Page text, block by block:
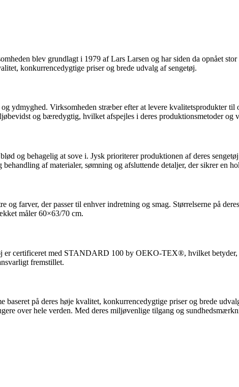
blev grundlagt i 1979 af Lars Larsen og har siden da opnået stor
konkurrencedygtige priser og brede udvalg af sengetøj.
ydmyghed. Virksomheden stræber efter at levere kvalitetsprodukter til
og bæredygtig, hvilket afspejles i deres produktionsmetoder og
og behagelig at sove i. Jysk prioriterer produktionen af deres
af materialer, sømning og afsluttende detaljer, der sikrer en
farver, der passer til enhver indretning og smag. Størrelserne på
måler 60×63/70 cm.
er certificeret med STANDARD 100 by OEKO-TEX®, hvilket
fremstillet.
på deres høje kvalitet, konkurrencedygtige priser og brede
over hele verden. Med deres miljøvenlige tilgang og